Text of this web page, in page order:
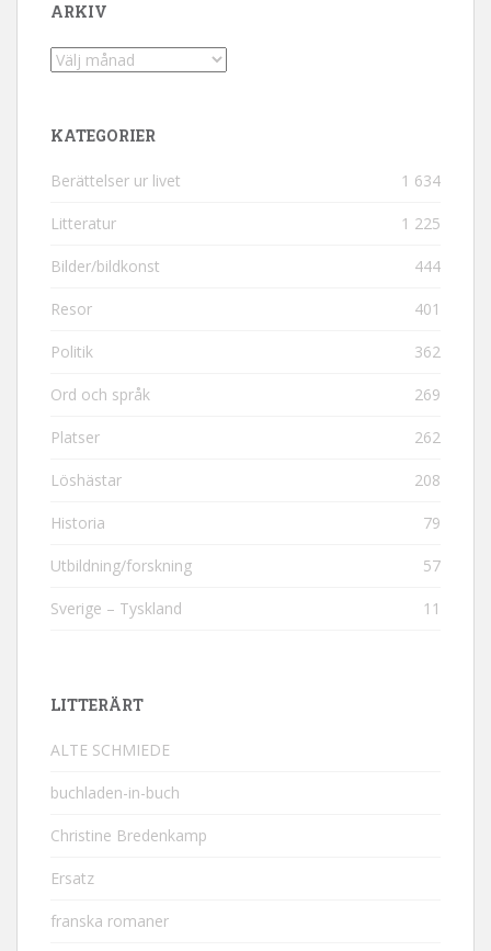
ARKIV
Arkiv
KATEGORIER
Berättelser ur livet 1 634
Litteratur 1 225
Bilder/bildkonst 444
Resor 401
Politik 362
Ord och språk 269
Platser 262
Löshästar 208
Historia 79
Utbildning/forskning 57
Sverige – Tyskland 11
LITTERÄRT
ALTE SCHMIEDE
buchladen-in-buch
Christine Bredenkamp
Ersatz
franska romaner